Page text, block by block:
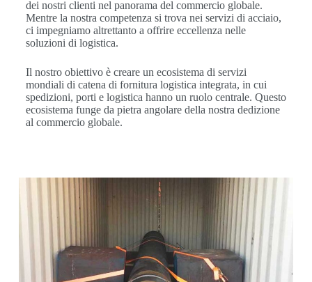
dei nostri clienti nel panorama del commercio globale.
Mentre la nostra competenza si trova nei servizi di acciaio,
ci impegniamo altrettanto a offrire eccellenza nelle
soluzioni di logistica.
Il nostro obiettivo è creare un ecosistema di servizi
mondiali di catena di fornitura logistica integrata, in cui
spedizioni, porti e logistica hanno un ruolo centrale. Questo
ecosistema funge da pietra angolare della nostra dedizione
al commercio globale.